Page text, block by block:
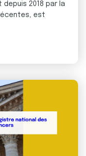
depuis 2018 par la
est